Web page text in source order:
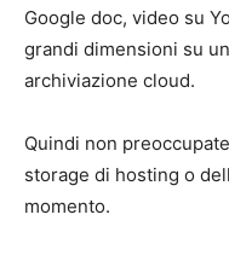
Google doc, video su
grandi dimensioni su
archiviazione cloud.
Quindi non
storage di hosting o
momento.